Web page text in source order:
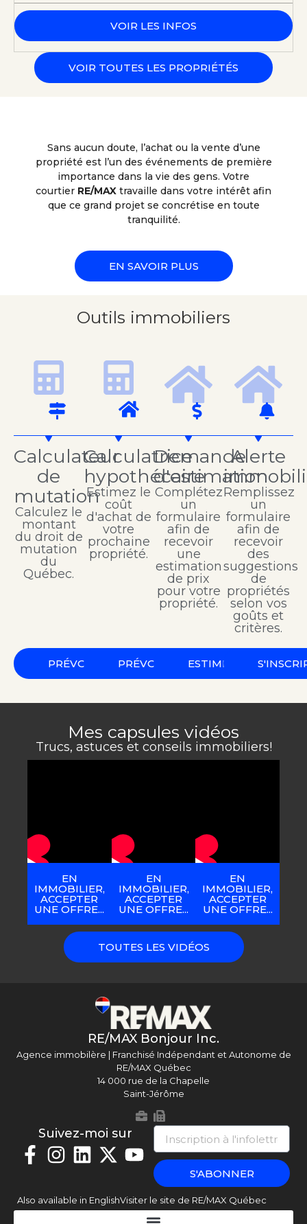
VOIR LES INFOS
VOIR TOUTES LES PROPRIÉTÉS
Sans aucun doute, l’achat ou la vente d’une
propriété est l’un des événements de première
importance dans la vie des gens. Votre
courtier RE/MAX travaille dans votre intérêt afin
que ce grand projet se concrétise en toute
tranquilité.
EN SAVOIR PLUS
Outils immobiliers
Calculateur
de
mutation
Calculez le
montant
du droit de
mutation
du
Québec.
PRÉVOIR
Calculatrice
hypothécaire
Estimez le
coût
d'achat de
votre
prochaine
propriété.
PRÉVOIR
Demande
d'estimation
Complétez
un
formulaire
afin de
recevoir
une
estimation
de prix
pour votre
propriété.
ESTIMER
Alerte
Remplissez
un
formulaire
afin de
recevoir
des
suggestions
de
propriétés
selon vos
goûts et
critères.
Mes capsules vidéos
Trucs, astuces et conseils immobiliers!
EN
IMMOBILIER,
ACCEPTER
UNE OFFRE...
EN
IMMOBILIER,
ACCEPTER
UNE OFFRE...
EN
IMMOBILIER,
ACCEPTER
UNE OFFRE...
TOUTES LES VIDÉOS
RE/MAX Bonjour Inc.
Agence immobilère | Franchisé Indépendant et Autonome de
RE/MAX Québec
14 000 rue de la Chapelle
Saint-Jérôme
Suivez-moi sur
S'ABONNER
Also available in EnglishVisiter le site de RE/MAX Québec